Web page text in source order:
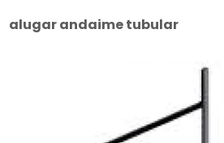
alugar andaime tubular